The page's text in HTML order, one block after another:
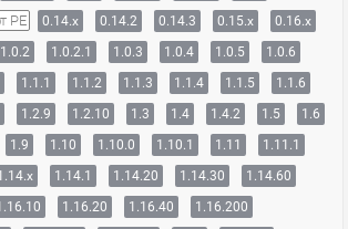
PE 0.14.x 0.14.2 0.14.3 0.15.x
0.16.x
1.0.2 1.0.2.1 1.0.3 1.0.4 1.0.5
1.0.6
1.1.1 1.1.2 1.1.3 1.1.4 1.1.5
1.1.6
1.2.9 1.2.10 1.3 1.4 1.4.2 1.5
1.6
1.9 1.10 1.10.0 1.10.1 1.11
1.11.1
1.14.1 1.14.20 1.14.30
1.14.60
1.16.20 1.16.40
1.16.200